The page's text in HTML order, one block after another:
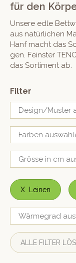
für den
Unsere edle
aus natür­lichen
Hanf macht das
gen. Fein­ster
das Sor­ti­ment ab.
Filter
X Leinen
ALLE FILTER